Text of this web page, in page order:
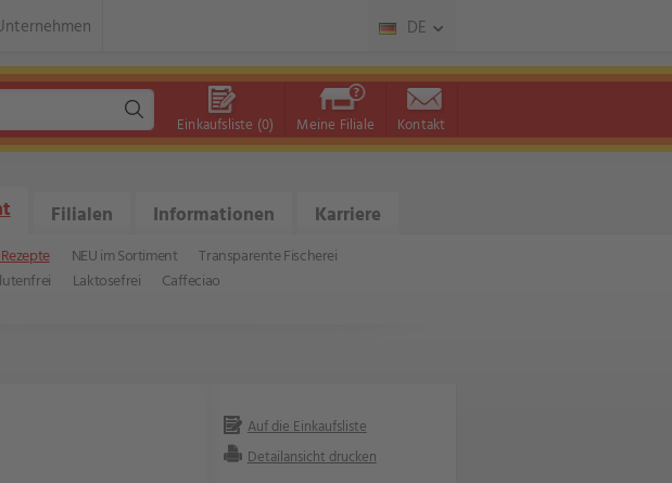
DE
Einkaufsliste (0) Meine Filiale Kontakt
NEU im Sortiment
Transparente Fischerei
Laktosefrei
Caffeciao
Filialen Informationen Karriere
Auf die Einkaufsliste
Detailansicht drucken